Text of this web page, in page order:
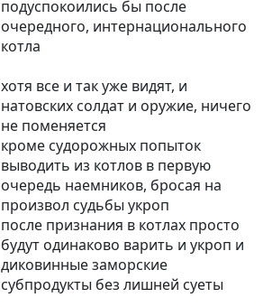
подуспокоились бы после
очередного, интернационального
котла
хотя все и так уже видят, и
натовских солдат и оружие, ничего
не поменяется
кроме судорожных попыток
выводить из котлов в первую
очередь наемников, бросая на
произвол судьбы укроп
после признания в котлах просто
будут одинаково варить и укроп и
диковинные заморские
субпродукты без лишней суеты